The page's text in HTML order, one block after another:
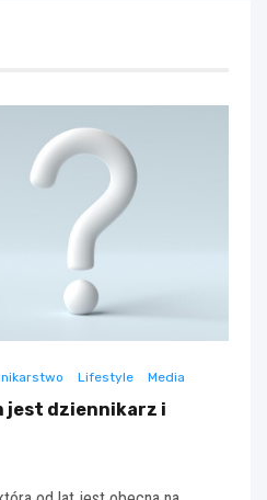
Lifestyle Media
jest dziennikarz i